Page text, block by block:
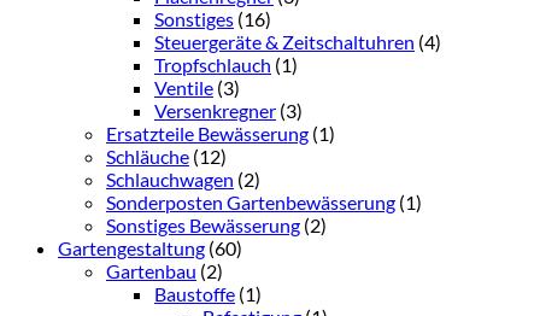
Sonstiges (16)
Steuergeräte & Zeitschaltuhren (4)
Tropfschlauch (1)
Ventile (3)
Versenkregner (3)
Ersatzteile Bewässerung (1)
Schläuche (12)
Schlauchwagen (2)
Sonderposten Gartenbewässerung (1)
Sonstiges Bewässerung (2)
Gartengestaltung (60)
Gartenbau (2)
Baustoffe (1)